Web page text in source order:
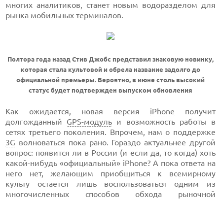
многих аналитиков, станет новым водоразделом для
рынка мобильных терминалов.
Полтора года назад Стив Джобс представил знаковую новинку,
которая стала культовой и обрела название задолго до
официальной премьеры. Вероятно, в июне столь высокий
статус будет подтвержден выпуском обновления
Как ожидается, новая версия iPhone получит
долгожданный GPS-модуль и возможность работы в
сетях третьего поколения. Впрочем, нам о поддержке
3G волноваться пока рано. Гораздо актуальнее другой
вопрос: появится ли в России (и если да, то когда) хоть
какой-нибудь «официальный» iPhone? А пока ответа на
него нет, желающим приобщиться к всемирному
культу остается лишь воспользоваться одним из
многочисленных способов обхода рыночной